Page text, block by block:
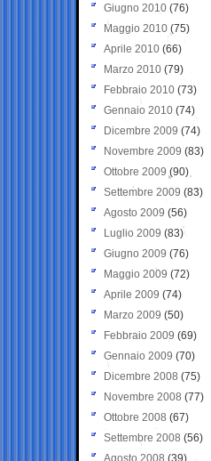
Giugno 2010 (76)
Maggio 2010 (75)
Aprile 2010 (66)
Marzo 2010 (79)
Febbraio 2010 (73)
Gennaio 2010 (74)
Dicembre 2009 (74)
Novembre 2009 (83)
Ottobre 2009 (90)
Settembre 2009 (83)
Agosto 2009 (56)
Luglio 2009 (83)
Giugno 2009 (76)
Maggio 2009 (72)
Aprile 2009 (74)
Marzo 2009 (50)
Febbraio 2009 (69)
Gennaio 2009 (70)
Dicembre 2008 (75)
Novembre 2008 (77)
Ottobre 2008 (67)
Settembre 2008 (56)
Agosto 2008 (39)